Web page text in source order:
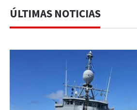
ÚLTIMAS NOTICIAS